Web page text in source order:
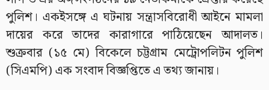
পুলিশ। একইসঙ্গে এ ঘটনায় সন্ত্রাসবিরোধী আইনে মামলা
দায়ের করে তাদের কারাগারে পাঠিয়েছেন আদালত।
শুক্রবার (১৫ মে) বিকেলে চট্টগ্রাম মেট্রোপলিটন পুলিশ
(সিএমপি) এক সংবাদ বিজ্ঞপ্তিতে এ তথ্য জানায়।